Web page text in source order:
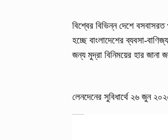
বিশ্বের বিভিন্ন দেশে বসবাসরত
হচ্ছে বাংলাদেশের ব্যবসা-
জন্য মুদ্রা বিনিময়ের হার জানা
লেনদেনের সুবিধার্থে ২৬ জুন